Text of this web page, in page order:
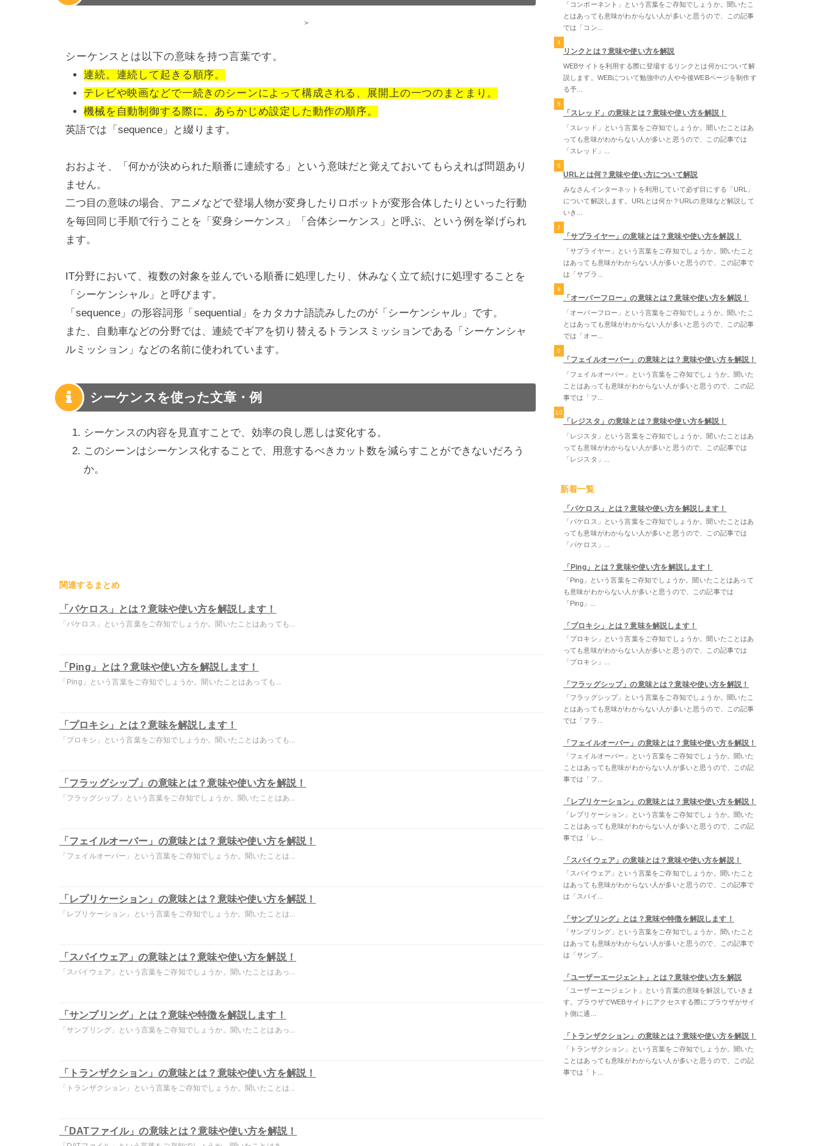
>
シーケンスとは以下の意味を持つ言葉です。
連続。連続して起きる順序。
テレビや映画などで一続きのシーンによって構成される、展開上の一つのまとまり。
機械を自動制御する際に、あらかじめ設定した動作の順序。
英語では「sequence」と綴ります。
おおよそ、「何かが決められた順番に連続する」という意味だと覚えておいてもらえれば問題あり
ません。
二つ目の意味の場合、アニメなどで登場人物が変身したりロボットが変形合体したりといった行動
を毎回同じ手順で行うことを「変身シーケンス」「合体シーケンス」と呼ぶ、という例を挙げられ
ます。
IT分野において、複数の対象を並んでいる順番に処理したり、休みなく立て続けに処理することを
「シーケンシャル」と呼びます。
「sequence」の形容詞形「sequential」をカタカナ語読みしたのが「シーケンシャル」です。
また、自動車などの分野では、連続でギアを切り替えるトランスミッションである「シーケンシャ
ルミッション」などの名前に使われています。
シーケンスを使った文章・例
シーケンスの内容を見直すことで、効率の良し悪しは変化する。
このシーンはシーケンス化することで、用意するべきカット数を減らすことができないだろう
か。
関連するまとめ
「パケロス」とは？意味や使い方を解説します！
「パケロス」という言葉をご存知でしょうか。聞いたことはあっても...
「Ping」とは？意味や使い方を解説します！
「Ping」という言葉をご存知でしょうか。聞いたことはあっても...
「プロキシ」とは？意味を解説します！
「プロキシ」という言葉をご存知でしょうか。聞いたことはあっても...
「フラッグシップ」の意味とは？意味や使い方を解説！
「フラッグシップ」という言葉をご存知でしょうか。聞いたことはあ...
「フェイルオーバー」の意味とは？意味や使い方を解説！
「フェイルオーバー」という言葉をご存知でしょうか。聞いたことは...
「レプリケーション」の意味とは？意味や使い方を解説！
「レプリケーション」という言葉をご存知でしょうか。聞いたことは...
「スパイウェア」の意味とは？意味や使い方を解説！
「スパイウェア」という言葉をご存知でしょうか。聞いたことはあっ...
「サンプリング」とは？意味や特徴を解説します！
「サンプリング」という言葉をご存知でしょうか。聞いたことはあっ...
「トランザクション」の意味とは？意味や使い方を解説！
「トランザクション」という言葉をご存知でしょうか。聞いたことは...
「DATファイル」の意味とは？意味や使い方を解説！
「コンポーネント」という言葉をご存知でしょうか。聞いたこ
とはあっても意味がわからない人が多いと思うので、この記事
では「コン...
4
リンクとは？意味や使い方を解説
WEBサイトを利用する際に登場するリンクとは何かについて解
説します。WEBについて勉強中の人や今後WEBページを制作す
る予...
5
「スレッド」の意味とは？意味や使い方を解説！
「スレッド」という言葉をご存知でしょうか。聞いたことはあ
っても意味がわからない人が多いと思うので、この記事では
「スレッド」...
6
URLとは何？意味や使い方について解説
みなさんインターネットを利用していて必ず目にする「URL」
について解説します。URLとは何か？URLの意味など解説して
いき...
7
「サプライヤー」の意味とは？意味や使い方を解説！
「サプライヤー」という言葉をご存知でしょうか。聞いたこと
はあっても意味がわからない人が多いと思うので、この記事で
は「サプラ...
8
「オーバーフロー」の意味とは？意味や使い方を解説！
「オーバーフロー」という言葉をご存知でしょうか。聞いたこ
とはあっても意味がわからない人が多いと思うので、この記事
では「オー...
9
「フェイルオーバー」の意味とは？意味や使い方を解説！
「フェイルオーバー」という言葉をご存知でしょうか。聞いた
ことはあっても意味がわからない人が多いと思うので、この記
事では「フ...
10
「レジスタ」の意味とは？意味や使い方を解説！
「レジスタ」という言葉をご存知でしょうか。聞いたことはあ
っても意味がわからない人が多いと思うので、この記事では
「レジスタ」...
新着一覧
「パケロス」とは？意味や使い方を解説します！
「パケロス」という言葉をご存知でしょうか。聞いたことはあ
っても意味がわからない人が多いと思うので、この記事では
「パケロス」...
「Ping」とは？意味や使い方を解説します！
「Ping」という言葉をご存知でしょうか。聞いたことはあって
も意味がわからない人が多いと思うので、この記事では
「Ping」...
「プロキシ」とは？意味を解説します！
「プロキシ」という言葉をご存知でしょうか。聞いたことはあ
っても意味がわからない人が多いと思うので、この記事では
「プロキシ」...
「フラッグシップ」の意味とは？意味や使い方を解説！
「フラッグシップ」という言葉をご存知でしょうか。聞いたこ
とはあっても意味がわからない人が多いと思うので、この記事
では「フラ...
「フェイルオーバー」の意味とは？意味や使い方を解説！
「フェイルオーバー」という言葉をご存知でしょうか。聞いた
ことはあっても意味がわからない人が多いと思うので、この記
事では「フ...
「レプリケーション」の意味とは？意味や使い方を解説！
「レプリケーション」という言葉をご存知でしょうか。聞いた
ことはあっても意味がわからない人が多いと思うので、この記
事では「レ...
「スパイウェア」の意味とは？意味や使い方を解説！
「スパイウェア」という言葉をご存知でしょうか。聞いたこと
はあっても意味がわからない人が多いと思うので、この記事で
は「スパイ...
「サンプリング」とは？意味や特徴を解説します！
「サンプリング」という言葉をご存知でしょうか。聞いたこと
はあっても意味がわからない人が多いと思うので、この記事で
は「サンプ...
「ユーザーエージェント」とは？意味や使い方を解説
「ユーザーエージェント」という言葉の意味を解説していきま
す。ブラウザでWEBサイトにアクセスする際にブラウザがサイ
ト側に通...
「トランザクション」の意味とは？意味や使い方を解説！
「トランザクション」という言葉をご存知でしょうか。聞いた
ことはあっても意味がわからない人が多いと思うので、この記
事では「ト...